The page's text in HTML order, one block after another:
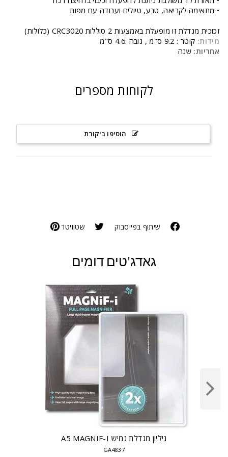
• מתאימה לקריאה, טבע, טיולים ועבודה עם מפות
זכוכית מגדלת זו מופעלת באמצעות 2 סוללות CRC3020 (כלולות)
מידות: קוטר : 9.2 ס"מ , גובה :4.6 ס"מ
אחריות: שנה
לקוחות מספרים
הוסיפו ביקורת
שיתוף בפייסבוק שטוויטר
גאדג'טים דומים
גיליון מגדלת גמיש A5 MAGNIF-I
GA4837